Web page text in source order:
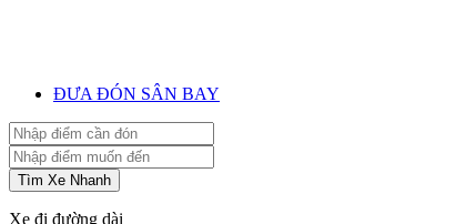
ĐƯA ĐÓN SÂN BAY
Tìm Xe Nhanh
Xe đi đường dài